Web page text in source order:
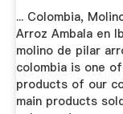
... Colombia,
Arroz Ambala en
molino de pilar
colombia is one
products of our
main products